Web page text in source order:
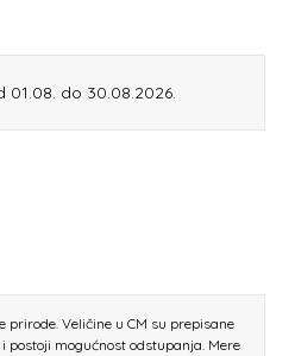
do 30.08.2026.
prirode. Veličine u CM su prepisane
postoji mogućnost odstupanja. Mere